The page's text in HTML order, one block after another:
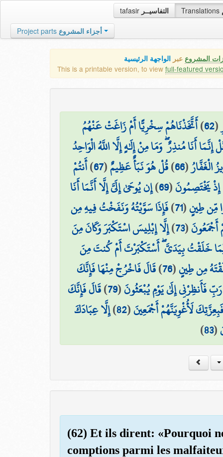
tafasir التفاسيــر Translations
Project parts أجزاء المشروع
المشروع عبر الواجهة الرئيسية
This is a printable version, to view full-featured
(
62
)أَتَّخَذْنَاهُمْ سِخْرِيًّا أَمْ زَاغَتْ عَنْهُمُ
إِنَّمَا أَنَا مُنذِرٌ ۖ وَمَا مِنْ إِلَٰهٍ إِلَّا اللَّهُ الْوَاحِدُ
الْغَفَّارُ(
66
)قُلْ هُوَ نَبَأٌ عَظِيمٌ(
67
)أَنتُمْ
إِذْ يَخْتَصِمُونَ(
69
)إِن يُوحَىٰ إِلَيَّ إِلَّا أَنَّمَا أَنَا
مِّن طِينٍ(
71
)فَإِذَا سَوَّيْتُهُ وَنَفَخْتُ فِيهِ مِن
أَجْمَعُونَ(
73
)إِلَّا إِبْلِيسَ اسْتَكْبَرَ وَكَانَ مِنَ
خَلَقْتُ بِيَدَيَّ ۖ أَسْتَكْبَرْتَ أَمْ كُنتَ مِنَ
مِن طِينٍ(
76
)قَالَ فَاخْرُجْ مِنْهَا فَإِنَّكَ
فَأَنظِرْنِي إِلَىٰ يَوْمِ يُبْعَثُونَ(
79
)قَالَ فَإِنَّكَ
لَأُغْوِيَنَّهُمْ أَجْمَعِينَ(
82
)إِلَّا عِبَادَكَ
(
83
)
(62) Et ils dirent: «Pourquoi
comptions parmi les